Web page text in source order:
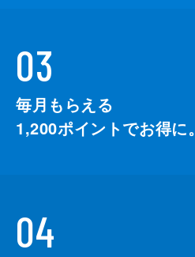
03
毎月もらえる
1,200ポイントでお得に。
04